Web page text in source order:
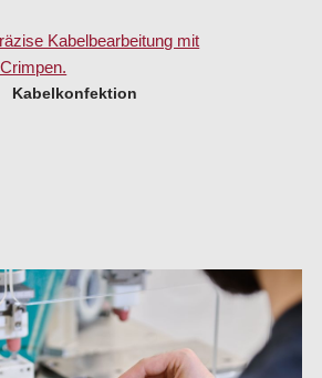
Kabelkonfektion